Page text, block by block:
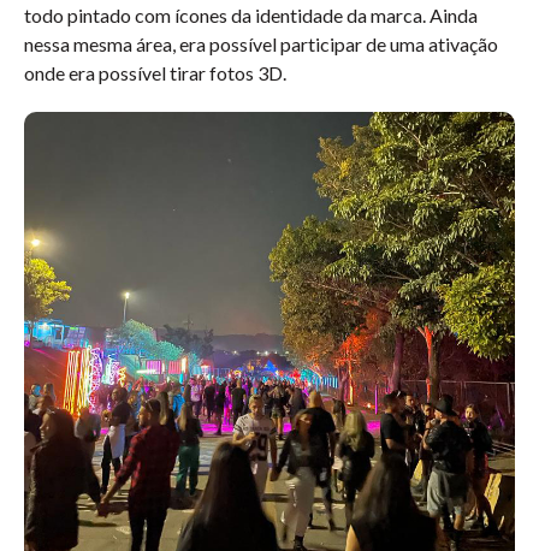
todo pintado com ícones da identidade da marca. Ainda
nessa mesma área, era possível participar de uma ativação
onde era possível tirar fotos 3D.